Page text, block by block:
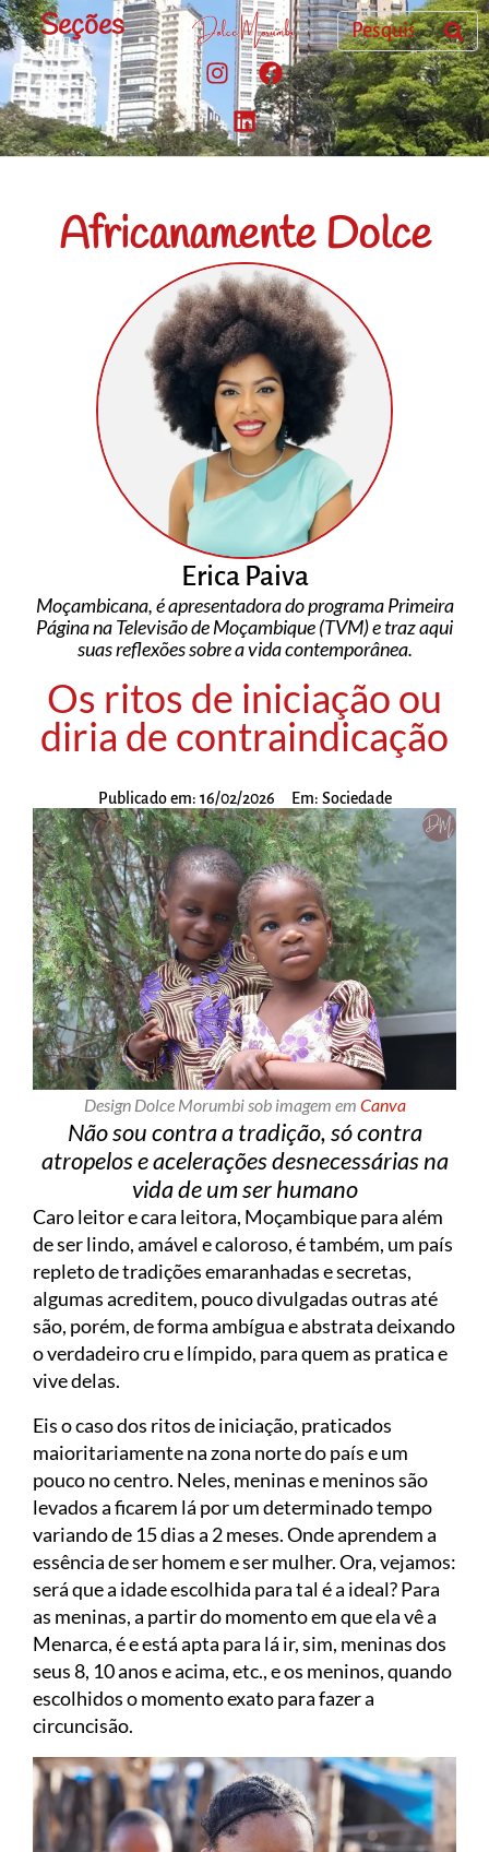
Seções
Africanamente Dolce
Erica Paiva
Moçambicana, é apresentadora do programa Primeira
Página na Televisão de Moçambique (TVM) e traz aqui
suas reflexões sobre a vida contemporânea.
Os ritos de iniciação ou
diria de contraindicação
Publicado em: 16/02/2026 Em: Sociedade
Design Dolce Morumbi sob imagem em Canva
Não sou contra a tradição, só contra
atropelos e acelerações desnecessárias na
vida de um ser humano
Caro leitor e cara leitora, Moçambique para além
de ser lindo, amável e caloroso, é também, um país
repleto de tradições emaranhadas e secretas,
algumas acreditem, pouco divulgadas outras até
são, porém, de forma ambígua e abstrata deixando
o verdadeiro cru e límpido, para quem as pratica e
vive delas.
Eis o caso dos ritos de iniciação, praticados
maioritariamente na zona norte do país e um
pouco no centro. Neles, meninas e meninos são
levados a ficarem lá por um determinado tempo
variando de 15 dias a 2 meses. Onde aprendem a
essência de ser homem e ser mulher. Ora, vejamos:
será que a idade escolhida para tal é a ideal? Para
as meninas, a partir do momento em que ela vê a
Menarca, é e está apta para lá ir, sim, meninas dos
seus 8, 10 anos e acima, etc., e os meninos, quando
escolhidos o momento exato para fazer a
circuncisão.